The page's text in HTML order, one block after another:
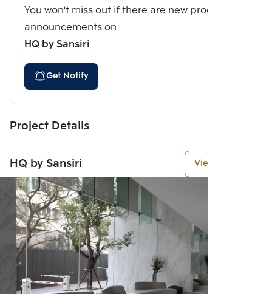
You won't miss out if there are new program
announcements on
HQ by Sansiri
Get Notify
Project Details
HQ by Sansiri View More